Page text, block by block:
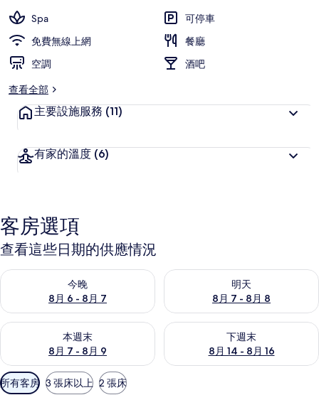
Spa
可停車
免費無線上網
餐廳
空調
酒吧
查看全部
主要設施服務 (11)
有家的溫度 (6)
客房選項
查看這些日期的供應情況
今晚
8月 6 - 8月 7
查看今晚 (8月 6 - 8月 7) 的供應情況
明天
8月 7 - 8月 8
查看明天 (8月 7 - 8月 8) 的供
本週末
8月 7 - 8月 9
查看本週末 (8月 7 - 8月 9) 的供應情況
下週末
8月 14 - 8月 16
查看下週末 (8月 14 - 8月 16)
可
所有客房 3 張床以上 2 張床